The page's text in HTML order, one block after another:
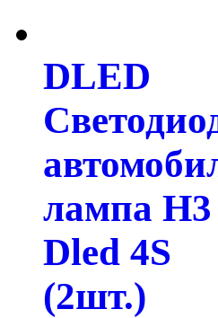
DLED
лампа H3
Dled 4S
(2шт.)